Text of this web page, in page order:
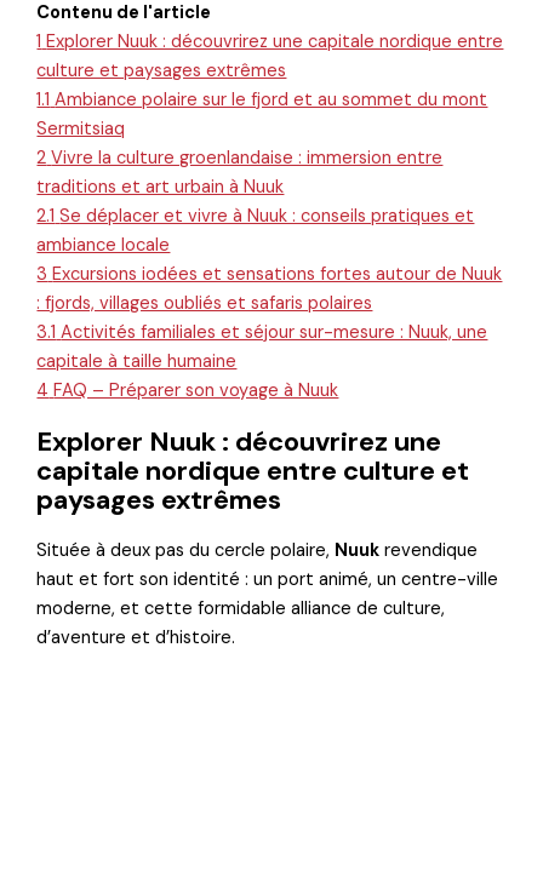
Contenu de l'article
1 Explorer Nuuk : découvrirez une capitale nordique entre
culture et paysages extrêmes
1.1 Ambiance polaire sur le fjord et au sommet du mont
Sermitsiaq
2 Vivre la culture groenlandaise : immersion entre
traditions et art urbain à Nuuk
2.1 Se déplacer et vivre à Nuuk : conseils pratiques et
ambiance locale
3 Excursions iodées et sensations fortes autour de Nuuk
: fjords, villages oubliés et safaris polaires
3.1 Activités familiales et séjour sur-mesure : Nuuk, une
capitale à taille humaine
4 FAQ – Préparer son voyage à Nuuk
Explorer Nuuk : découvrirez une
capitale nordique entre culture et
paysages extrêmes
Située à deux pas du cercle polaire, Nuuk revendique
haut et fort son identité : un port animé, un centre-ville
moderne, et cette formidable alliance de culture,
d’aventure et d’histoire.